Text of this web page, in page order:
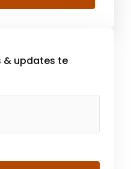
sterkste
de know-how en
MACHINES
& updates te